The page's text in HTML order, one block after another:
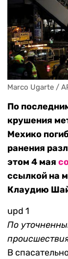
Marco Ugarte /
По
крушения
Мехико
ранения
этом 4 мая
ссылкой на
Клаудию
upd 1
По
В